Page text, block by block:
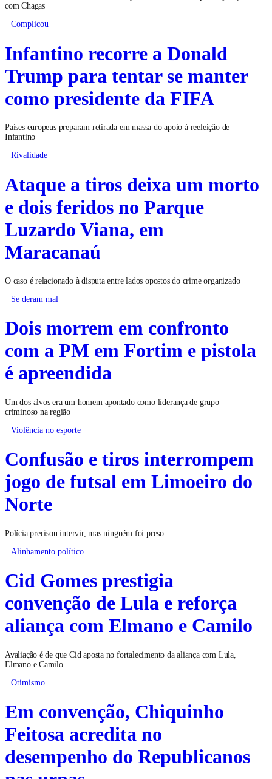
com Chagas
Complicou
Infantino recorre a Donald
Trump para tentar se manter
como presidente da FIFA
Países europeus preparam retirada em massa do apoio à reeleição de
Infantino
Rivalidade
Ataque a tiros deixa um morto
e dois feridos no Parque
Luzardo Viana, em
Maracanaú
O caso é relacionado à disputa entre lados opostos do crime organizado
Se deram mal
Dois morrem em confronto
com a PM em Fortim e pistola
é apreendida
Um dos alvos era um homem apontado como liderança de grupo
criminoso na região
Violência no esporte
Confusão e tiros interrompem
jogo de futsal em Limoeiro do
Norte
Polícia precisou intervir, mas ninguém foi preso
Alinhamento político
Cid Gomes prestigia
convenção de Lula e reforça
aliança com Elmano e Camilo
Avaliação é de que Cid aposta no fortalecimento da aliança com Lula,
Elmano e Camilo
Otimismo
Em convenção, Chiquinho
Feitosa acredita no
desempenho do Republicanos